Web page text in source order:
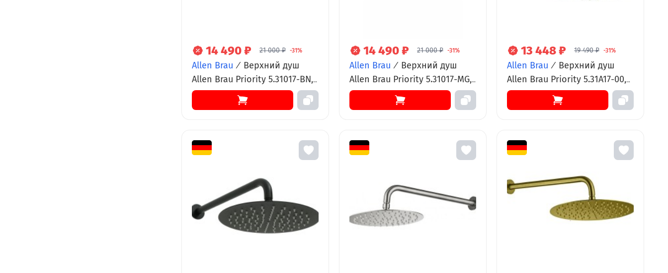
14 490 ₽ 21 000 ₽ -31%
Allen Brau / Верхний душ
Allen Brau Priority 5.31017-BN,
Slim круглый, 25 х 25 см,
нержавеющая сталь, никель
14 490 ₽ 21 000 ₽ -31%
Allen Brau / Верхний душ
Allen Brau Priority 5.31017-MG,
50 см, с держателем, графит
браш
13 448 ₽ 19 490 ₽ -31%
Allen Brau / Верхний душ
Allen Brau Priority 5.31A17-00,
Slim круглый, 30 х 30 см,
нержавеющая сталь, хром